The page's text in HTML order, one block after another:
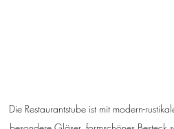
Die Restaurantstube ist mit modern-